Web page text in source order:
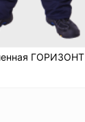
ГОРИЗОНТ